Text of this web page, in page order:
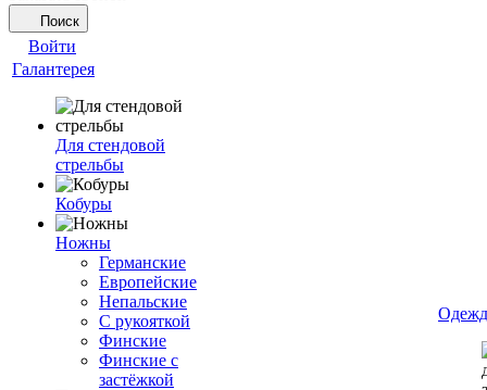
Поиск
Войти
Галантерея
Для стендовой
стрельбы
Кобуры
Ножны
Германские
Европейские
Непальские
С рукояткой
Финские
Финские с
застёжкой